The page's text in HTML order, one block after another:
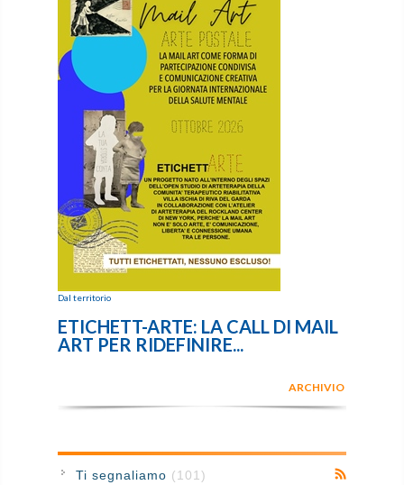
Dal territorio
ETICHETT-ARTE: LA CALL DI MAIL
ART PER RIDEFINIRE...
ARCHIVIO
Ti segnaliamo (101)